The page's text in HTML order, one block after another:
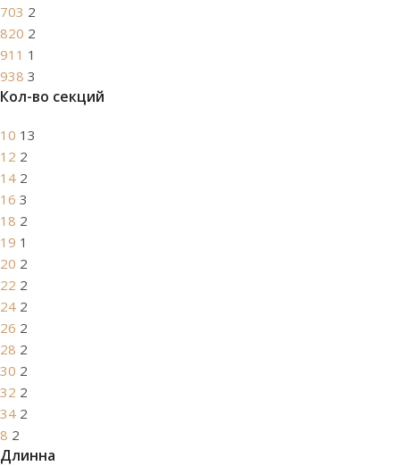
703 2
820 2
911 1
938 3
Кол-во секций
10 13
12 2
14 2
16 3
18 2
19 1
20 2
22 2
24 2
26 2
28 2
30 2
32 2
34 2
8 2
Длинна